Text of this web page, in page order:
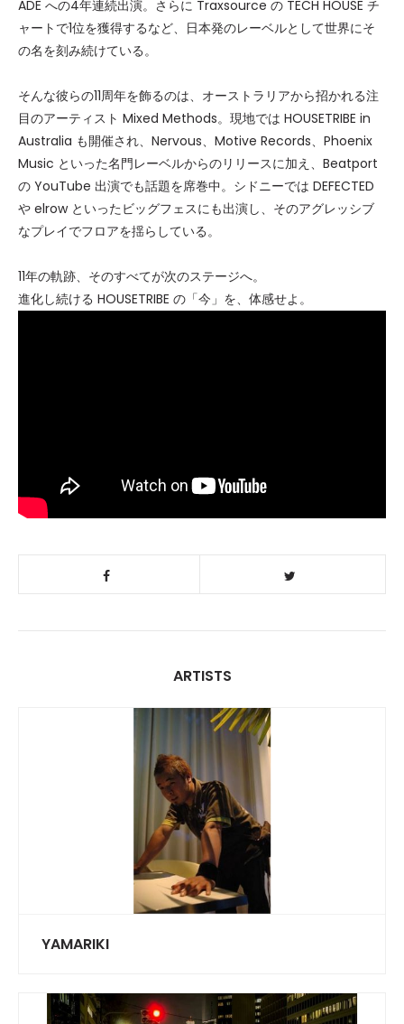
ADE への4年連続出演。さらに Traxsource の TECH HOUSE チ
ャートで1位を獲得するなど、日本発のレーベルとして世界にそ
の名を刻み続けている。
そんな彼らの11周年を飾るのは、オーストラリアから招かれる注
目のアーティスト Mixed Methods。現地では HOUSETRIBE in
Australia も開催され、Nervous、Motive Records、Phoenix
Music といった名門レーベルからのリリースに加え、Beatport
の YouTube 出演でも話題を席巻中。シドニーでは DEFECTED
や elrow といったビッグフェスにも出演し、そのアグレッシブ
なプレイでフロアを揺らしている。
11年の軌跡、そのすべてが次のステージへ。
進化し続ける HOUSETRIBE の「今」を、体感せよ。
ARTISTS
YAMARIKI